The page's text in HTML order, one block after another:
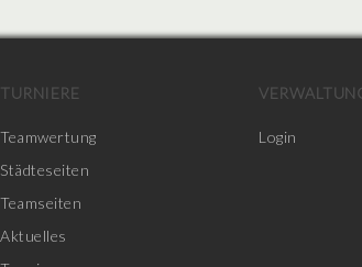
TURNIERE
Teamwertung
Städteseiten
Teamseiten
Aktuelles
Login